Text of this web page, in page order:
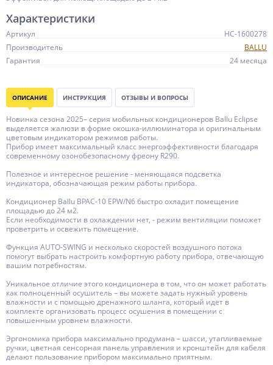
Характеристики
Артикул
НС-1600278
Производитель
BALLU
Гарантия
24 месяца
ОПИСАНИЕ ИНСТРУКЦИЯ ОТЗЫВЫ И ВОПРОСЫ
Новинка сезона 2025– серия мобильных кондиционеров Ballu Eclipse
выделяется жалюзи в форме окошка-иллюминатора и оригинальным
цветовым индикатором режимов работы.
Прибор имеет максимальный класс энергоэффективности благодаря
современному озонобезопасному фреону R290.
Полезное и интересное решение - меняющаяся подсветка
индикатора, обозначающая режим работы прибора.
Кондиционер Ballu BPAC-10 EPW/N6 быстро охладит помещение
площадью до 24 м2.
Если необходимости в охлаждении нет, - режим вентиляции поможет
проветрить и освежить помещение.
Функция AUTO-SWING и несколько скоростей воздушного потока
помогут выбрать настроить комфортную работу прибора, отвечающую
вашим потребностям.
Уникальное отличие этого кондиционера в том, что он может работать
как полноценный осушитель – вы можете задать нужный уровень
влажности и с помощью дренажного шланга, который идет в
комплекте организовать процесс осушения в помещении с
повышенным уровнем влажности.
Эргономика прибора максимально продумана – шасси, утапливаемые
ручки, цветная сенсорная панель управления и кронштейн для кабеля
делают пользование прибором максимально приятным.